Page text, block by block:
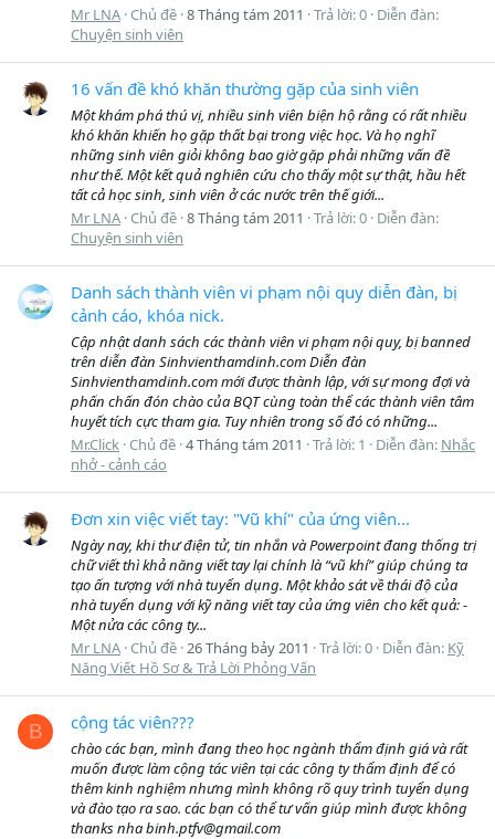
Mr LNA Chủ đề 8 Tháng tám 2011 Trả lời: 0 Diễn đàn:
Chuyện sinh viên
16 vấn đề khó khăn thường gặp của sinh viên
Một khám phá thú vị, nhiều sinh viên biện hộ rằng có rất nhiều
khó khăn khiến họ gặp thất bại trong việc học. Và họ nghĩ
những sinh viên giỏi không bao giờ gặp phải những vấn đề
như thế. Một kết quả nghiên cứu cho thấy một sự thật, hầu hết
tất cả học sinh, sinh viên ở các nước trên thế giới...
Mr LNA Chủ đề 8 Tháng tám 2011 Trả lời: 0 Diễn đàn:
Chuyện sinh viên
Danh sách thành viên vi phạm nội quy diễn đàn, bị
cảnh cáo, khóa nick.
Cập nhật danh sách các thành viên vi phạm nội quy, bị banned
trên diễn đàn Sinhvienthamdinh.com Diễn đàn
Sinhvienthamdinh.com mới được thành lập, với sự mong đợi và
phấn chấn đón chào của BQT cùng toàn thể các thành viên tâm
huyết tích cực tham gia. Tuy nhiên trong số đó có những...
Mr.Click Chủ đề 4 Tháng tám 2011 Trả lời: 1 Diễn đàn: Nhắc
nhở - cảnh cáo
Đơn xin việc viết tay: "Vũ khí" của ứng viên...
Ngày nay, khi thư điện tử, tin nhắn và Powerpoint đang thống trị
chữ viết thì khả năng viết tay lại chính là “vũ khí” giúp chúng ta
tạo ấn tượng với nhà tuyển dụng. Một khảo sát về thái độ của
nhà tuyển dụng với kỹ năng viết tay của ứng viên cho kết quả: -
Một nửa các công ty...
Mr LNA Chủ đề 26 Tháng bảy 2011 Trả lời: 0 Diễn đàn: Kỹ
Năng Viết Hồ Sơ & Trả Lời Phỏng Vấn
B cộng tác viên???
chào các bạn, mình đang theo học ngành thẩm định giá và rất
muốn được làm cộng tác viên tại các công ty thẩm định để có
thêm kinh nghiệm nhưng mình không rõ quy trình tuyển dụng
và đào tạo ra sao. các bạn có thể tư vấn giúp mình được không
thanks nha binh.ptfv@gmail.com